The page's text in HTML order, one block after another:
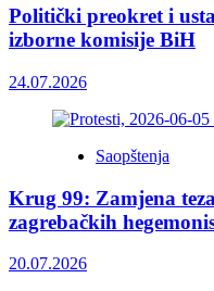
Politički preokret i
izborne komisije BiH
24.07.2026
Saopštenja
Krug 99: Zamjena
zagrebačkih
20.07.2026